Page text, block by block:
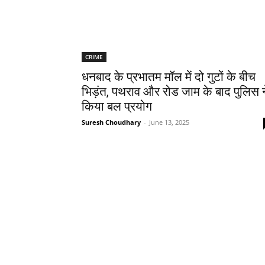
CRIME
धनबाद के प्रभातम मॉल में दो गुटों के बीच
भिड़ंत, पथराव और रोड जाम के बाद पुलिस
किया बल प्रयोग
Suresh Choudhary - June 13, 2025